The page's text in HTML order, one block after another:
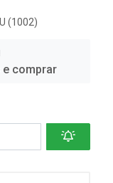
(1002)
comprar